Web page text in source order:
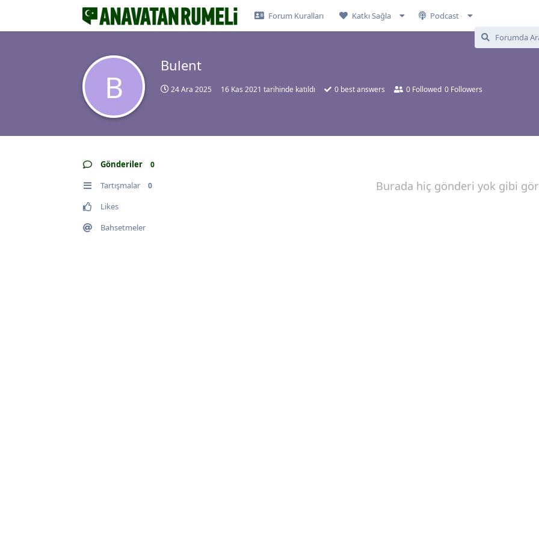
Forum Kuralları Katkı Sağla Podcast
B
Bulent
24 Ara 2025 16 Kas 2021 tarihinde katıldı 0 best answers 0 Followed 0 Followers
Gönderiler 0
Tartışmalar 0
Likes
Bahsetmeler
Burada hiç gönderi yok gibi